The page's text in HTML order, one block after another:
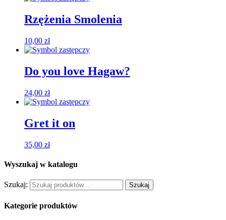
Rzężenia Smolenia
10,00 zł
Do you love Hagaw?
24,00 zł
Gret it on
35,00 zł
Wyszukaj w katalogu
Szukaj: Szukaj
Kategorie produktów